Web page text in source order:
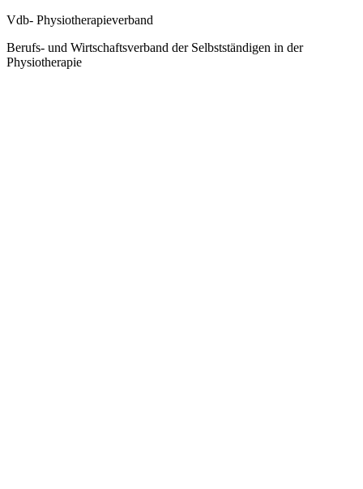
Vdb- Physiotherapieverband
Berufs- und Wirtschaftsverband der Selbstständigen in der
Physiotherapie